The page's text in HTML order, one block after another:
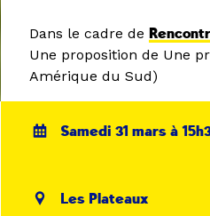
Dans le cadre de
Une proposition de Une
Amérique du Sud)
Samedi 31 mars à
Les Plateaux